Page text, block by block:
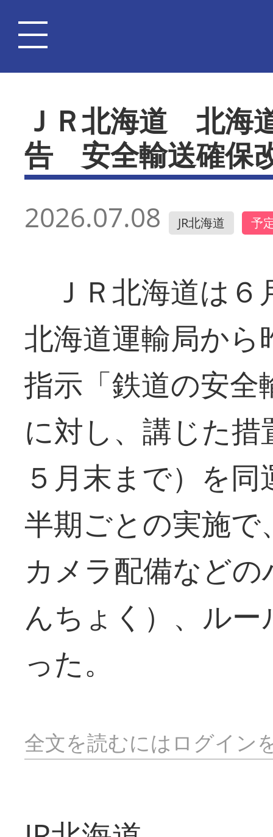
ＪＲ北海道 北海
告 安全輸送確保
2026.07.08 JR北海道 予
ＪＲ北海道は６
北海道運輸局から
指示「鉄道の安
に対し、講じた
５月末まで）を
半期ごとの実施
カメラ配備など
んちょく）、ル
った。
全文を読むにはログイン